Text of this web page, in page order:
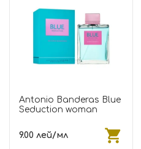
Antonio Banderas Blue
Seduction woman
9.00 лей/мл